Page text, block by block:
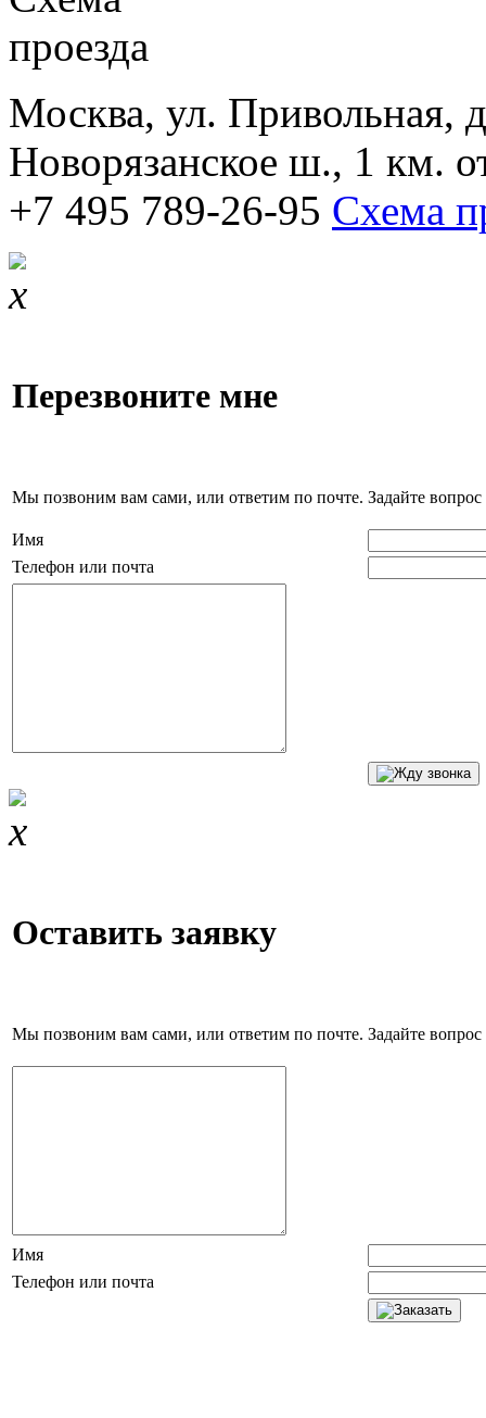
Москва, ул. Привольная,
Новорязанское ш., 1 км.
+7 495 789-26-95 Схема
Перезвоните мне
Мы позвоним вам сами, или ответим по почте. Задайте
Имя
Телефон или почта
Оставить заявку
Мы позвоним вам сами, или ответим по почте. Задайте
Имя
Телефон или почта